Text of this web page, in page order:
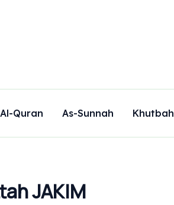
Al-Quran As-Sunnah Khutbah
JAKIM